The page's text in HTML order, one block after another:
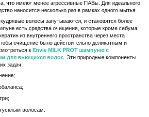
что имеют менее агрессивные ПАВы. Для идеального
наносится несколько раз в рамках одного мытья.
волосы запутываются, и становятся более
есть средства очищения, которые кроме себума
из внутреннего пространства через места
очищение было действительно деликатным и
к Envie MILK PROT шампуню с
для вьющихся волос . Эти природные компоненты
задач:
волосам.